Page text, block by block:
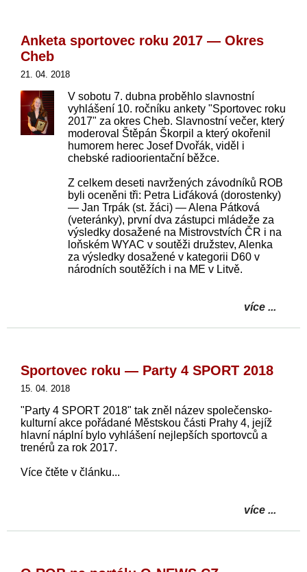
Anketa sportovec roku 2017 — Okres
Cheb
21. 04. 2018
V sobotu 7. dubna proběhlo slavnostní
vyhlášení 10. ročníku ankety "Sportovec roku
2017" za okres Cheb. Slavnostní večer, který
moderoval Štěpán Škorpil a který okořenil
humorem herec Josef Dvořák, viděl i
chebské radioorientační běžce.
Z celkem deseti navržených závodníků ROB
byli oceněni tři: Petra Liďáková (dorostenky)
— Jan Trpák (st. žáci) — Alena Pátková
(veteránky), první dva zástupci mládeže za
výsledky dosažené na Mistrovstvích ČR i na
loňském WYAC v soutěži družstev, Alenka
za výsledky dosažené v kategorii D60 v
národních soutěžích i na ME v Litvě.
více ...
Sportovec roku — Party 4 SPORT 2018
15. 04. 2018
"Party 4 SPORT 2018" tak zněl název společensko-
kulturní akce pořádané Městskou části Prahy 4, jejíž
hlavní náplní bylo vyhlášení nejlepších sportovců a
trenérů za rok 2017.
Více čtěte v článku...
více ...